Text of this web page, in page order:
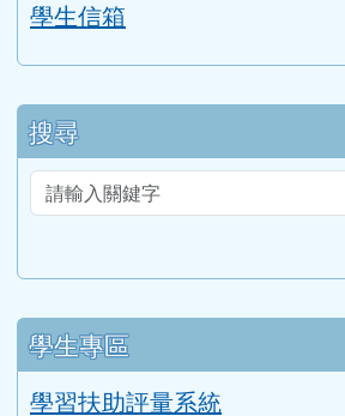
學生信箱
搜尋
學生專區
學習扶助評量系統